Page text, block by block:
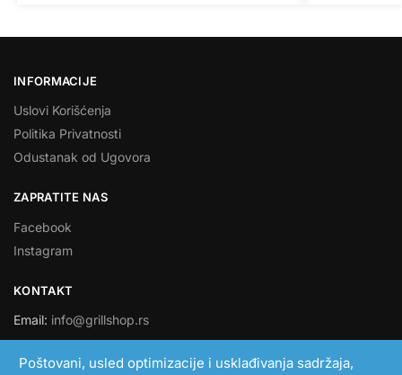
Poštovani, usled optimizacije i usklađivanja sadržaja,
INFORMACIJE
Uslovi Korišćenja
Politika Privatnosti
Odustanak od Ugovora
ZAPRATITE NAS
Facebook
Instagram
KONTAKT
Email: info@grillshop.rs
SMART LINK DOO